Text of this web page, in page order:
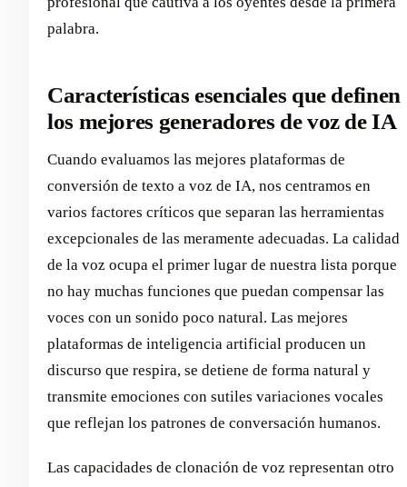
palabra.
Características esenciales que definen
los mejores generadores de voz de IA
Cuando evaluamos las mejores plataformas de
conversión de texto a voz de IA, nos centramos en
varios factores críticos que separan las herramientas
excepcionales de las meramente adecuadas. La calidad
de la voz ocupa el primer lugar de nuestra lista porque
no hay muchas funciones que puedan compensar las
voces con un sonido poco natural. Las mejores
plataformas de inteligencia artificial producen un
discurso que respira, se detiene de forma natural y
transmite emociones con sutiles variaciones vocales
que reflejan los patrones de conversación humanos.
Las capacidades de clonación de voz representan otro